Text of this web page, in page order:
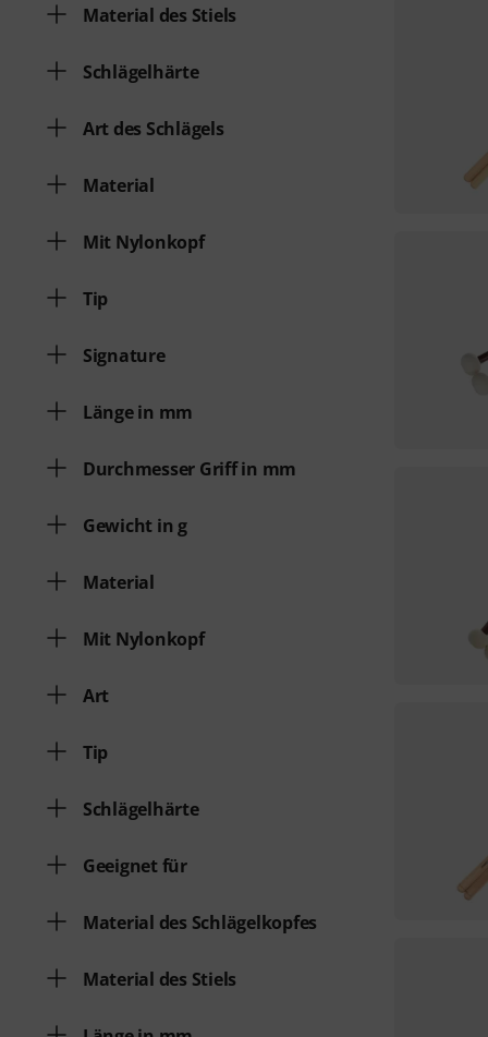
Material des Stiels
Schlägelhärte
Art des Schlägels
Material
Mit Nylonkopf
Tip
Signature
Länge in mm
Durchmesser Griff in mm
Gewicht in g
Material
Mit Nylonkopf
Art
Tip
Schlägelhärte
Geeignet für
Material des Schlägelkopfes
Material des Stiels